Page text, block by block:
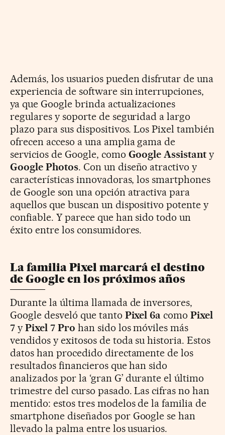
Además, los usuarios pueden disfrutar de una
experiencia de software sin interrupciones,
ya que Google brinda actualizaciones
regulares y soporte de seguridad a largo
plazo para sus dispositivos. Los Pixel también
ofrecen acceso a una amplia gama de
servicios de Google, como Google Assistant y
Google Photos. Con un diseño atractivo y
características innovadoras, los smartphones
de Google son una opción atractiva para
aquellos que buscan un dispositivo potente y
confiable. Y parece que han sido todo un
éxito entre los consumidores.
La familia Pixel marcará el destino
de Google en los próximos años
Durante la última llamada de inversores,
Google desveló que tanto Pixel 6a comoPixel
7y Pixel 7 Pro han sido los móviles más
vendidos y exitosos de toda su historia. Estos
datos han procedido directamente de los
resultados financieros que han sido
analizados por la ‘gran G’ durante el último
trimestre del curso pasado. Las cifras no han
mentido: estos tres modelos de la familia de
smartphone diseñados por Google se han
llevado la palma entre los usuarios.